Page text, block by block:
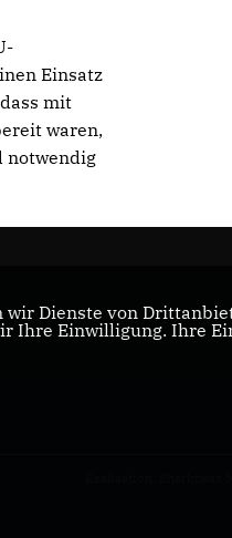
Einsatz
mit
waren,
notwendig
wir Dienste von
Ihre Einwilligung. Ihre